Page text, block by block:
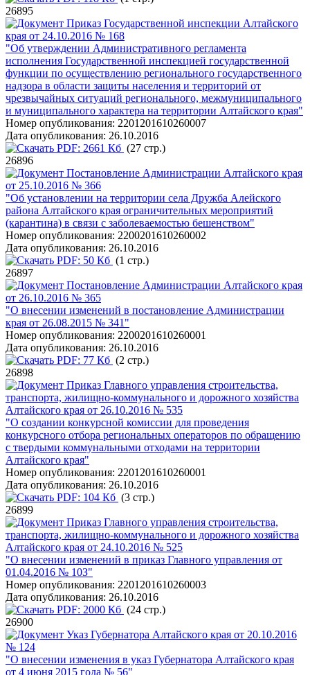
26895
Приказ Государственной инспекции Алтайского
края от 24.10.2016 № 168
"Об утверждении Административного регламента
исполнения Государственной инспекцией государственной
функции по осуществлению регионального государственного
надзора в области защиты населения и территорий от
чрезвычайных ситуаций регионального, межмуниципального
и муниципального характера на территории Алтайского края"
Номер опубликования: 2201201610260007
Дата опубликования: 26.10.2016
PDF: 2661 Кб (27 стр.)
26896
Постановление Администрации Алтайского края
от 25.10.2016 № 366
"Об установлении на территории села Дружба Алейского
района Алтайского края ограничительных мероприятий
(карантина) в связи с заболеваемостью бешенством"
Номер опубликования: 2200201610260002
Дата опубликования: 26.10.2016
PDF: 50 Кб (1 стр.)
26897
Постановление Администрации Алтайского края
от 26.10.2016 № 365
"О внесении изменений в постановление Администрации
края от 26.08.2015 № 341"
Номер опубликования: 2200201610260001
Дата опубликования: 26.10.2016
PDF: 77 Кб (2 стр.)
26898
Приказ Главного управления строительства,
транспорта, жилищно-коммунального и дорожного хозяйства
Алтайского края от 26.10.2016 № 535
"О создании конкурсной комиссии для проведения
конкурсного отбора региональных операторов по обращению
с твердыми коммунальными отходами на территории
Алтайского края"
Номер опубликования: 2201201610260001
Дата опубликования: 26.10.2016
PDF: 104 Кб (3 стр.)
26899
Приказ Главного управления строительства,
транспорта, жилищно-коммунального и дорожного хозяйства
Алтайского края от 24.10.2016 № 525
"О внесении изменений в приказ Главного управления от
01.04.2016 № 10З"
Номер опубликования: 2201201610260003
Дата опубликования: 26.10.2016
PDF: 2000 Кб (24 стр.)
26900
Указ Губернатора Алтайского края от 20.10.2016
№ 124
"О внесении изменения в указ Губернатора Алтайского края
от 4 июня 2015 года № 56"